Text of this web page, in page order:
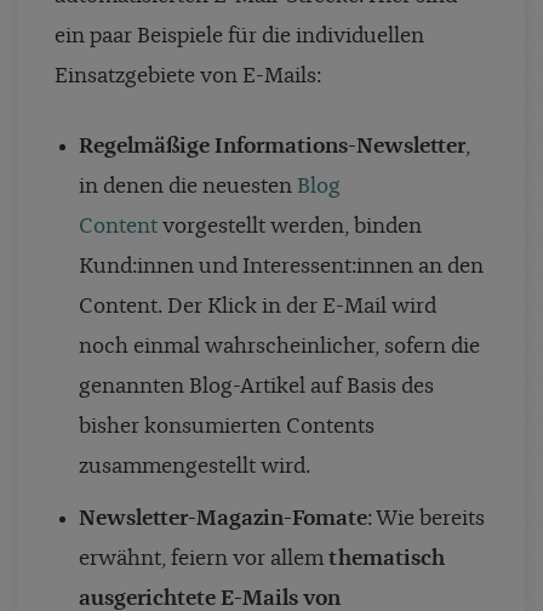
ein paar Beispiele für die individuellen
Einsatzgebiete von E-Mails:
Regelmäßige Informations-Newsletter,
in denen die neuesten Blog
Content vorgestellt werden, binden
Kund:innen und Interessent:innen an den
Content. Der Klick in der E-Mail wird
noch einmal wahrscheinlicher, sofern die
genannten Blog-Artikel auf Basis des
bisher konsumierten Contents
zusammengestellt wird.
Newsletter-Magazin-Fomate: Wie bereits
erwähnt, feiern vor allemthematisch
ausgerichtete E-Mails von